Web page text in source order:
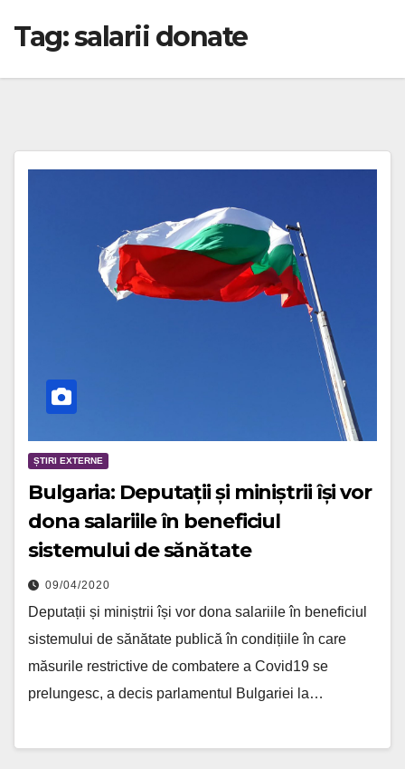
Tag:salarii donate
ȘTIRI EXTERNE
Bulgaria: Deputații și miniștrii își vor
dona salariile în beneficiul
sistemului de sănătate
09/04/2020
Deputații și miniștrii își vor dona salariile în beneficiul
sistemului de sănătate publică în condițiile în care
măsurile restrictive de combatere a Covid19 se
prelungesc, a decis parlamentul Bulgariei la…